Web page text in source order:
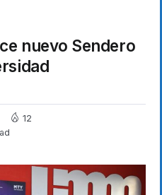
nuevo Sendero
12